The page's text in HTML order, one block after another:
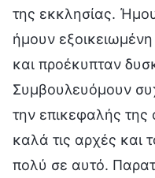
της εκκλησίας.
ήμουν
και προέκυπταν
Συμβουλευόμουν
την επικεφαλής
καλά τις αρχές και
πολύ σε αυτό.